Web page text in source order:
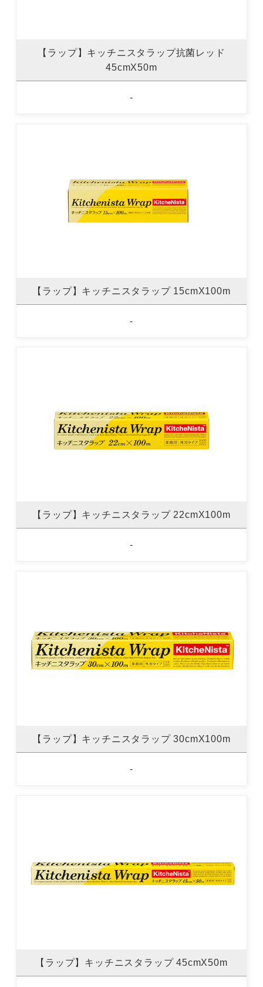
【ラップ】キッチニスタラップ抗菌レッド
45cmX50m
-
【ラップ】キッチニスタラップ 15cmX100m
-
【ラップ】キッチニスタラップ 22cmX100m
-
【ラップ】キッチニスタラップ 30cmX100m
-
【ラップ】キッチニスタラップ 45cmX50m